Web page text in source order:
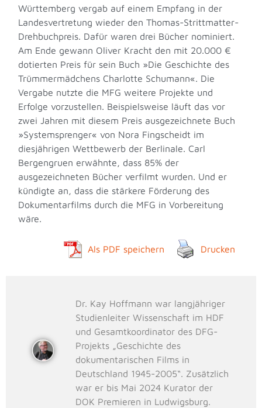
Württemberg vergab auf einem Empfang in der
Landesvertretung wieder den Thomas-Strittmatter-
Drehbuchpreis. Dafür waren drei Bücher nominiert.
Am Ende gewann Oliver Kracht den mit 20.000 €
dotierten Preis für sein Buch »Die Geschichte des
Trümmermädchens Charlotte Schumann«. Die
Vergabe nutzte die MFG weitere Projekte und
Erfolge vorzustellen. Beispielsweise läuft das vor
zwei Jahren mit diesem Preis ausgezeichnete Buch
»Systemsprenger« von Nora Fingscheidt im
diesjährigen Wettbewerb der Berlinale. Carl
Bergengruen erwähnte, dass 85% der
ausgezeichneten Bücher verfilmt wurden. Und er
kündigte an, dass die stärkere Förderung des
Dokumentarfilms durch die MFG in Vorbereitung
wäre.
Als PDF speichern Drucken
Dr. Kay Hoffmann war langjähriger
Studienleiter Wissenschaft im HDF
und Gesamtkoordinator des DFG-
Projekts „Geschichte des
dokumentarischen Films in
Deutschland 1945-2005“. Zusätzlich
war er bis Mai 2024 Kurator der
DOK Premieren in Ludwigsburg.